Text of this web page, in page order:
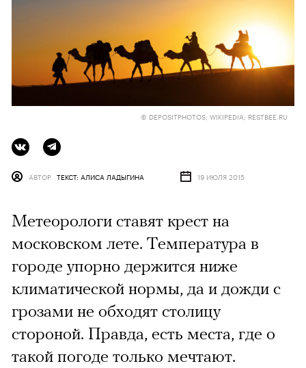
© DEPOSITPHOTOS; WIKIPEDIA; RESTBEE.RU
АВТОР ТЕКСТ: АЛИСА ЛАДЫГИНА 19 ИЮЛЯ 2015
Метеорологи ставят крест на
московском лете. Температура в
городе упорно держится ниже
климатической нормы, да и дожди с
грозами не обходят столицу
стороной. Правда, есть места, где о
такой погоде только мечтают.